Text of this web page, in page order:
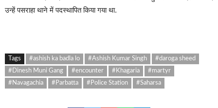
उन्हें पसराहा थाने में पदस्थापित किया गया था.
Tags #ashish ka badla lo #Ashish Kumar Singh
#daroga sheed
#Dinesh Muni Gang
#encounter #Khagaria
#martyr
#Navagachia
#Parbatta #Police Station #Saharsa